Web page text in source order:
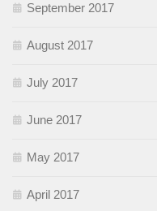
September 2017
August 2017
July 2017
June 2017
May 2017
April 2017